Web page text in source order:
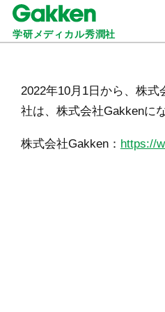
学研メディカル秀潤社
2022年10月1日から、株
社は、株式会社Gakkenに
株式会社Gakken： https://